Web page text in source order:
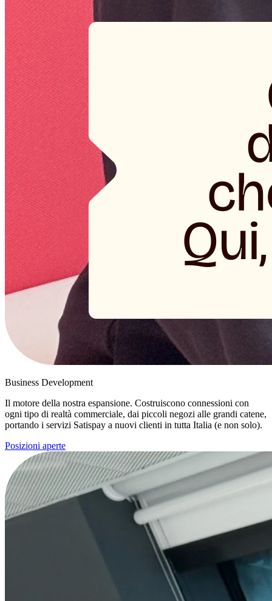
Business Development
Il motore della nostra espansione. Costruiscono connessioni con
ogni tipo di realtà commerciale, dai piccoli negozi alle grandi catene,
portando i servizi Satispay a nuovi clienti in tutta Italia (e non solo).
Posizioni aperte